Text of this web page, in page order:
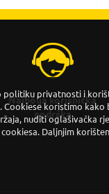
Najbolja korisnička
podrška
politiku privatnosti i
koristimo
nuditi oglašivačka
Daljnjim